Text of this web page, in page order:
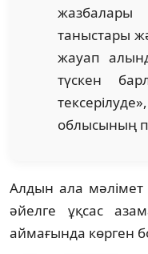
жазбалары
таныстары
жауап
түскен
облысының
Алдын ала мәлімет
әйелге ұқсас
аймағында көрген